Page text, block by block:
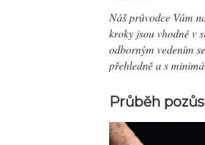
Náš průvodce Vám
kroky jsou vhodné v
odborným vedením
přehledně a s
Průběh